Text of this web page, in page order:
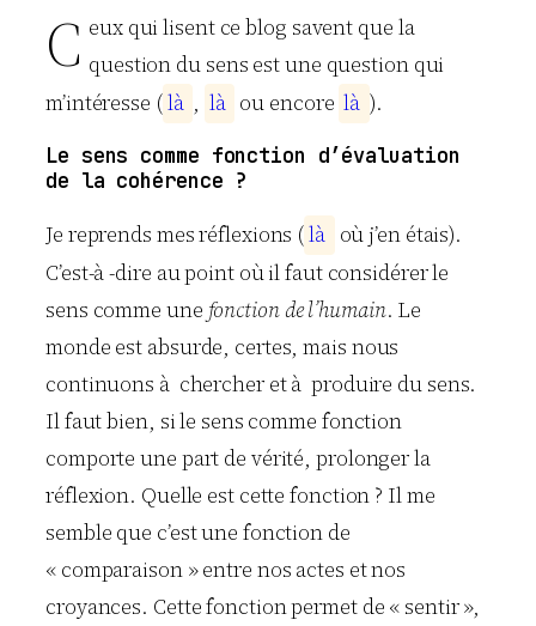
C eux qui lisent ce blog savent que la
question du sens est une question qui
m’intéresse (là , là ou encore là ).
Le sens comme fonction d’évaluation
de la cohérence ?
Je reprends mes réflexions (là où j’en étais).
C’est-à -dire au point où il faut considérer le
sens comme une fonction de l’humain. Le
monde est absurde, certes, mais nous
continuons à chercher et à produire du sens.
Il faut bien, si le sens comme fonction
comporte une part de vérité, prolonger la
réflexion. Quelle est cette fonction ? Il me
semble que c’est une fonction de
« comparaison » entre nos actes et nos
croyances. Cette fonction permet de « sentir »,